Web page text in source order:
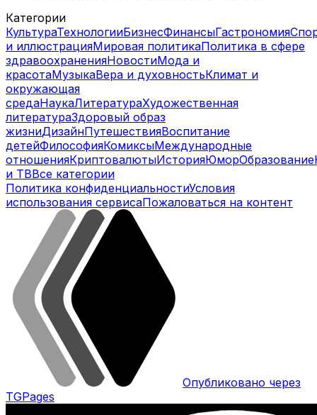
Категории
КультураТехнологииБизнесФинансыГастрономия
и иллюстрацияМировая политикаПолитика в сфере
здравоохраненияНовостиМода и
красотаМузыкаВера и духовностьКлимат и
окружающая
средаНаукаЛитератураХудожественная
литератураЗдоровый образ
жизниДизайнПутешествияВоспитание
детейФилософияКомиксыМеждународные
отношенияКриптовалютыИсторияЮморОбразование
и ТВВсе категории
Политика конфиденциальностиУсловия
использования сервисаПожаловаться на контент
Опубликовано через
TGPages